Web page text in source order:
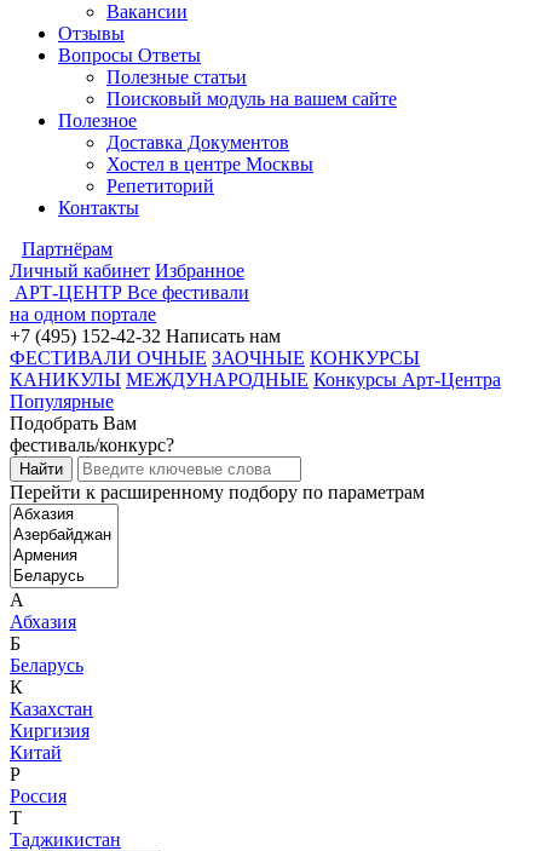
Вакансии
Отзывы
Вопросы Ответы
Полезные статьи
Поисковый модуль на вашем сайте
Полезное
Доставка Документов
Хостел в центре Москвы
Репетиторий
Контакты
Партнёрам
Личный кабинет Избранное
АРТ-ЦЕНТР Все фестивали
на одном портале
+7 (495) 152-42-32 Написать нам
ФЕСТИВАЛИ ОЧНЫЕ ЗАОЧНЫЕ КОНКУРСЫ
КАНИКУЛЫ МЕЖДУНАРОДНЫЕ Конкурсы Арт-Центра
Популярные
Подобрать Вам
фестиваль/конкурс?
Перейти к расширенному подбору по параметрам
А
Абхазия
Б
Беларусь
К
Казахстан
Киргизия
Китай
Р
Россия
Т
Таджикистан